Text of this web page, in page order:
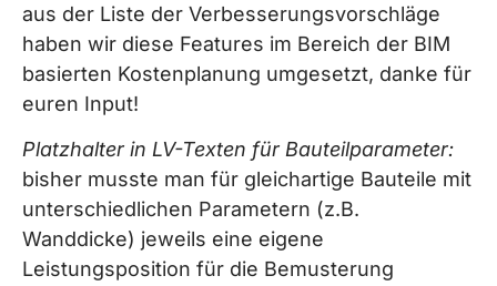
aus der Liste der Verbesserungsvorschläge
haben wir diese Features im Bereich der BIM
basierten Kostenplanung umgesetzt, danke für
euren Input!
Platzhalter in LV-Texten für Bauteilparameter:
bisher musste man für gleichartige Bauteile mit
unterschiedlichen Parametern (z.B.
Wanddicke) jeweils eine eigene
Leistungsposition für die Bemusterung